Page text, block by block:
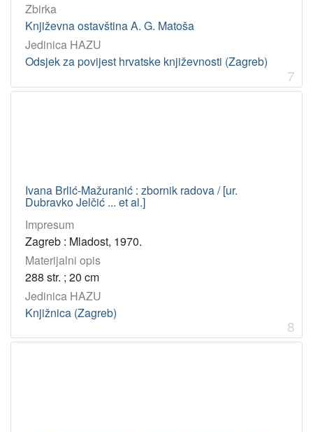
Zbirka
Književna ostavština A. G. Matoša
Jedinica HAZU
Odsjek za povijest hrvatske književnosti (Zagreb)
7
Ivana Brlić-Mažuranić : zbornik radova / [ur.
Dubravko Jelčić ... et al.]
Impresum
Zagreb : Mladost, 1970.
Materijalni opis
288 str. ; 20 cm
Jedinica HAZU
Knjižnica (Zagreb)
8